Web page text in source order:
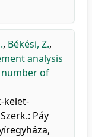
, Békési, Z.,
analysis
of
kelet-
Páy